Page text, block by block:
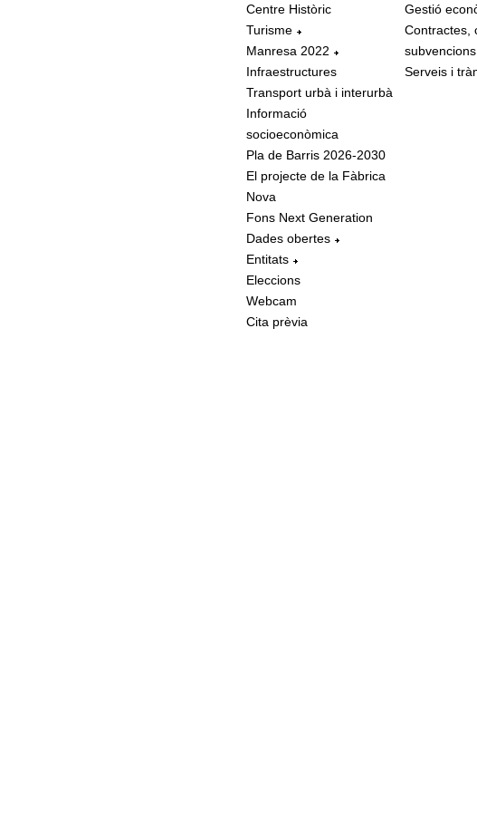
Centre Històric
Turisme
Manresa 2022
Infraestructures
Transport urbà i interurbà
Informació
socioeconòmica
Pla de Barris 2026-2030
El projecte de la Fàbrica
Nova
Fons Next Generation
Dades obertes
Entitats
Eleccions
Webcam
Cita prèvia
Gestió
Contractes,
subvencions
Serveis i